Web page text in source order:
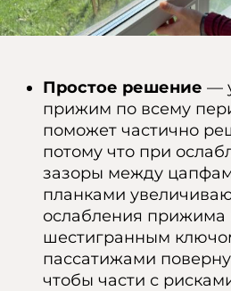
Простое решение —
прижим по всему
поможет частично
потому что при
зазоры между
планками
ослабления прижима
шестигранным
пассатижами
чтобы части с